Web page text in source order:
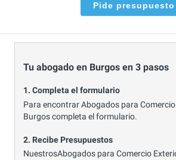
Pide presupuesto
Tu abogado en Burgos en 3 pasos
1. Completa el formulario
Para encontrar Abogados para
Burgos completa el formulario.
2. Recibe Presupuestos
NuestrosAbogados para Comercio